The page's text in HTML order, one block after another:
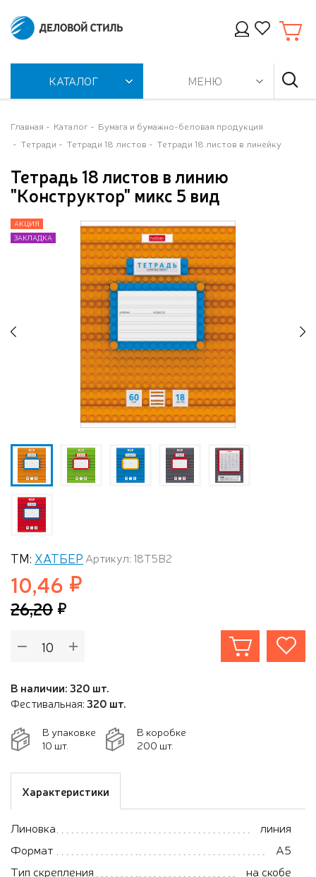
КАТАЛОГ МЕНЮ
Главная Каталог
Бумага и бумажно-беловая продукция
Тетради
Тетради 18 листов Тетради 18 листов в линейку
Тетрадь 18 листов в линию
"Конструктор" микс 5 вид
АКЦИЯ
ЗАКЛАДКА
АКЦИЯ
ЗАКЛАДКА
АКЦИЯ
ЗАКЛАДКА
АКЦИЯ
ЗАКЛАДКА
АКЦИЯ
ЗАКЛАДКА
АКЦИЯ
ЗАКЛАДКА
АКЦИЯ
ЗАКЛАДКА
ТМ: ХАТБЕР Артикул: 18Т5В2
10,46
26,20
В наличии: 320 шт.
Фестивальная:320 шт.
В упаковке
10 шт.
В коробке
200 шт.
Характеристики
Линовка
линия
Формат
А5
Тип скрепления
на скобе